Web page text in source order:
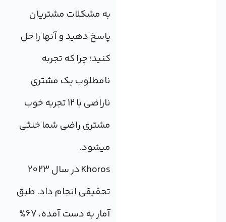
به مشکلات مشتریان
پاسخ دهید و آنها را حل
کنید؛ چرا که تجربه
نامطلوب یک مشتری
ناراضی با 12 تجربه خوب
مشتری راضی شما خنثی
می‎شود.
Khoros در سال 2023
تحقیقی انجام داد. طبق
آمار به دست آمده، 67%